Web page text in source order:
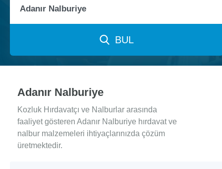
BUL
Adanır Nalburiye
Kozluk Hırdavatçı ve Nalburlar arasında
faaliyet gösteren Adanır Nalburiye hırdavat ve
nalbur malzemeleri ihtiyaçlarınızda çözüm
üretmektedir.